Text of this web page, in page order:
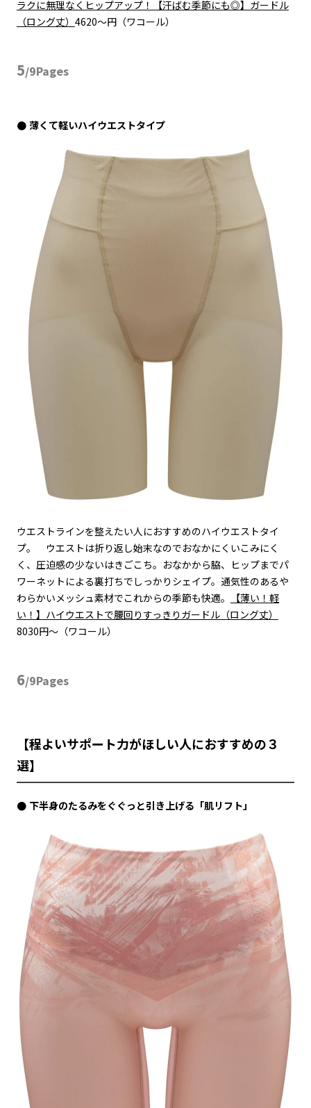
ラクに無理なくヒップアップ！【汗ばむ季節にも◎】ガードル
（ロング丈） 4620〜円（ワコール）
5/9Pages
薄くて軽いハイウエストタイプ
ウエストラインを整えたい人におすすめのハイウエストタイ
プ。
ウエストは折り返し始末なのでおなかにくいこみにく
く、圧迫感の少ないはきごこち。おなかから脇、ヒップまでパ
ワーネットによる裏打ちでしっかりシェイプ。通気性のあるや
わらかいメッシュ素材でこれからの季節も快適。
【薄い！軽
い！】ハイウエストで腰回りすっきりガードル（ロング丈）
8030円〜（ワコール）
6/9Pages
【程よいサポート力がほしい人におすすめの３
選】
下半身のたるみをぐぐっと引き上げる「肌リフト」